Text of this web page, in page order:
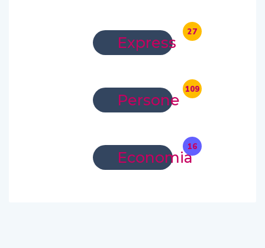
Express
27
Persone
109
Economia
16